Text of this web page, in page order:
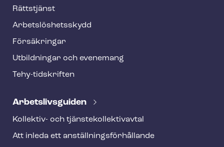
o
o
t
e
Rättstjänst
Ar­bets­lös­hets­skydd
Försäkringar
Utbildningar och evenemang
Tehy-​tidskriften
Ar­bets­livs­gui­den
Kollektiv- och tjäns­te­kol­lek­tivav­tal
Att inleda ett an­ställ­nings­för­hål­lan­de